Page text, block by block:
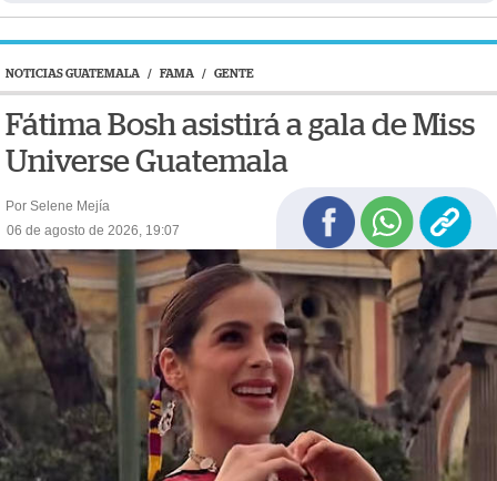
NOTICIAS GUATEMALA / FAMA / GENTE
Fátima Bosh asistirá a gala de Miss
Universe Guatemala
Por Selene Mejía
06 de agosto de 2026, 19:07